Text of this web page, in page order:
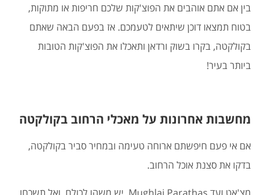
בין אם אתם אוהבים את הפוצ'קות שלכם חריפות או מתוקות,
בטוח תמצאו דוכן שיתאים לטעמכם. אז בפעם הבאה שאתם
בקולקטה, בקרו בשוק ורדאן ותאכלו את הפוצ'קות הטובות
ביותר בעיר!
מחשבות אחרונות על מאכלי הרחוב בקולקטה
אם אי פעם חיפשתם ארוחה טעימה ובמחיר סביר בקולקטה,
בדקו את סצנת אוכל הרחוב.